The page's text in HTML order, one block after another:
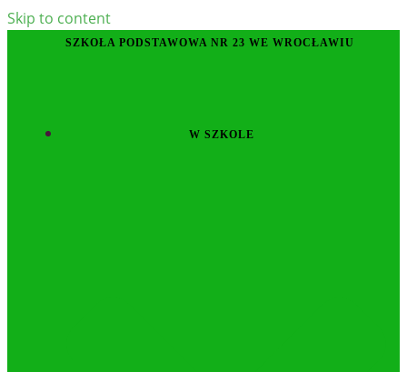
Skip to content
SZKOŁA PODSTAWOWA NR 23 WE WROCŁAWIU
W SZKOLE